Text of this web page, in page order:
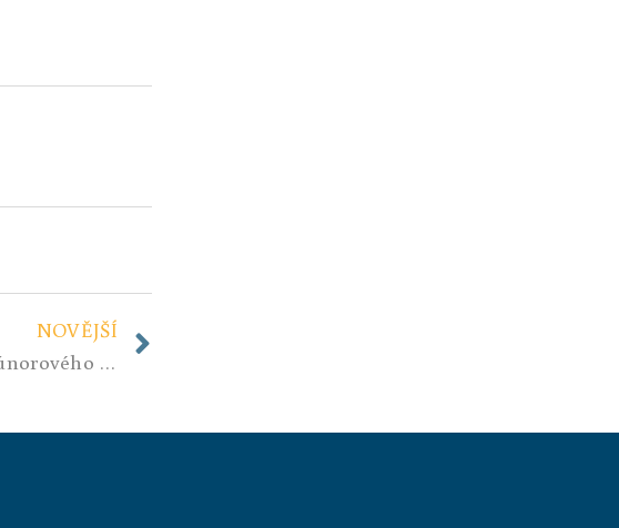
NOVĚJŠÍ
Výbor Organizační – Shrnutí 3. únorového týdne